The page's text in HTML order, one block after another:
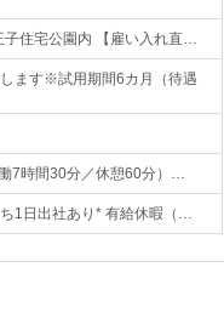
子住宅公園内 【雇い入れ直…
ます※試用期間6カ月（待遇
7時間30分／休憩60分）…
1日出社あり* 有給休暇（…